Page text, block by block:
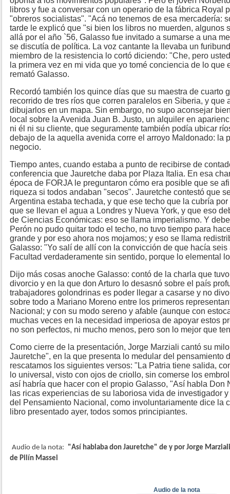
libros y fue a conversar con un operario de la fábrica Royal
"obreros socialistas". "Acá no tenemos de esa mercadería:
tarde le explicó que "si bien los libros no muerden, algunos
allá por el año `56, Galasso fue invitado a sumarse a una
se discutía de política. La voz cantante la llevaba un
miembro de la resistencia lo cortó diciendo: "Che, pero
la primera vez en mi vida que yo tomé conciencia de lo que
remató Galasso.
Recordó también los quince días que su maestra de cuarto
recorrido de tres ríos que corren paralelos en Siberia, y que
dibujarlos en un mapa. Sin embargo, no supo aconsejar
local sobre la Avenida Juan B. Justo, un alquiler en
ni él ni su cliente, que seguramente también podía ubicar
debajo de la aquella avenida corre el arroyo Maldonado: la
negocio.
Tiempo antes, cuando estaba a punto de recibirse de
conferencia que Jauretche daba por Plaza Italia. En esa
época de FORJA le preguntaron cómo era posible que se
riqueza si todos andaban "secos". Jauretche contestó que
Argentina estaba techada, y que ese techo que la cubría
que se llevan el agua a Londres y Nueva York, y que eso
de Ciencias Económicas: eso se llama imperialismo. Y
Perón no pudo quitar todo el techo, no tuvo tiempo para
grande y por eso ahora nos mojamos; y eso se llama
Galasso: "Yo salí de allí con la convicción de que hacía
Facultad verdaderamente sin sentido, porque lo elemental
Dijo más cosas anoche Galasso: contó de la charla que
divorcio y en la que don Arturo lo desasnó sobre el país
trabajadores golondrinas es poder llegar a casarse y no
sobre todo a Mariano Moreno entre los primeros
Nacional; y con su modo sereno y afable (aunque con
muchas veces en la necesidad imperiosa de apoyar estos
no son perfectos, ni mucho menos, pero son lo mejor que
Como cierre de la presentación, Jorge Marziali cantó su
Jauretche", en la que presenta lo medular del pensamiento
rescatamos los siguientes versos: "La Patria tiene salida,
lo universal, visto con ojos de criollo, sin comerse los
así habría que hacer con el propio Galasso, "Así habla Don
las ricas experiencias de su laboriosa vida de investigador
del Pensamiento Nacional, como involuntariamente dice la
libro presentado ayer, todos somos principiantes.
Audio de la nota: "Así hablaba don Jauretche" de y por Jorge
de Pilín Massei
Audio de la nota